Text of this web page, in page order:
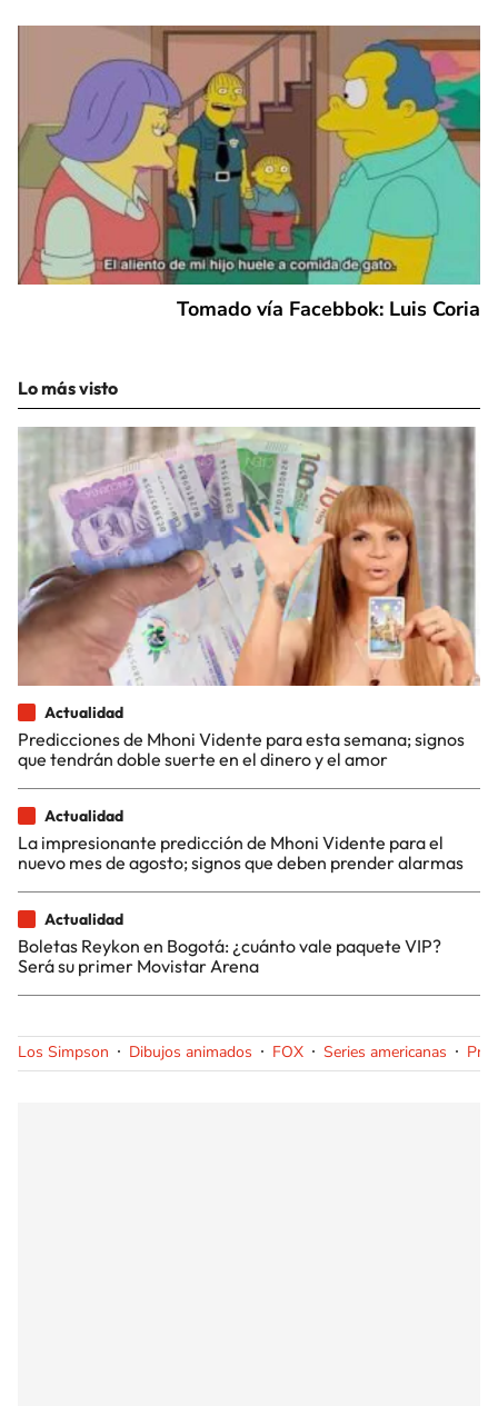
Tomado vía Facebbok: Luis Coria
Lo más visto
Actualidad
Predicciones de Mhoni Vidente para esta semana; signos
que tendrán doble suerte en el dinero y el amor
Actualidad
La impresionante predicción de Mhoni Vidente para el
nuevo mes de agosto; signos que deben prender alarmas
Actualidad
Boletas Reykon en Bogotá: ¿cuánto vale paquete VIP?
Será su primer Movistar Arena
Los Simpson Dibujos animados FOX Series americanas